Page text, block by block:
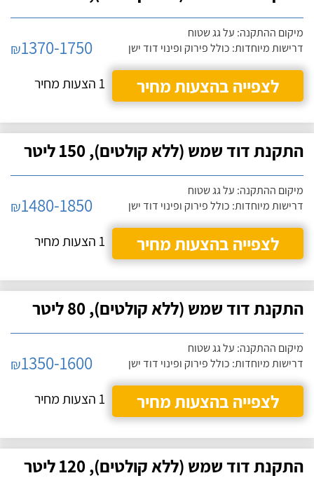
מיקום ההתקנה: על גג שטוח
דרישות מיוחדות: כולל פירוק ופינוי דוד ישן
₪1370-1750
לצפייה בהצעות מחיר
1 הצעות מחיר
התקנת דוד שמש (ללא קולטים), 150 ליטר
מיקום ההתקנה: על גג שטוח
דרישות מיוחדות: כולל פירוק ופינוי דוד ישן
₪1480-1850
לצפייה בהצעות מחיר
1 הצעות מחיר
התקנת דוד שמש (ללא קולטים), 80 ליטר
מיקום ההתקנה: על גג שטוח
דרישות מיוחדות: כולל פירוק ופינוי דוד ישן
₪1350-1600
לצפייה בהצעות מחיר
1 הצעות מחיר
התקנת דוד שמש (ללא קולטים), 120 ליטר